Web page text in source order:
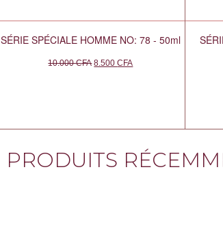
SÉRIE SPÉCIALE HOMME NO: 78 - 50ml
10.000CFA 8.500CFA
PRODUITS